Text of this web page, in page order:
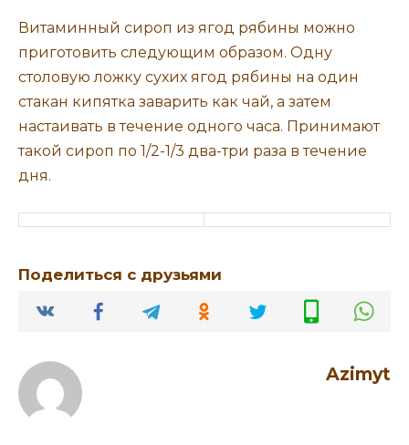
Витаминный сироп из ягод рябины можно
приготовить следующим образом. Одну
столовую ложку сухих ягод рябины на один
стакан кипятка заварить как чай, а затем
настаивать в течение одного часа. Принимают
такой сироп по 1/2-1/3 два-три раза в течение
дня.
Поделиться с друзьями
Azimyt